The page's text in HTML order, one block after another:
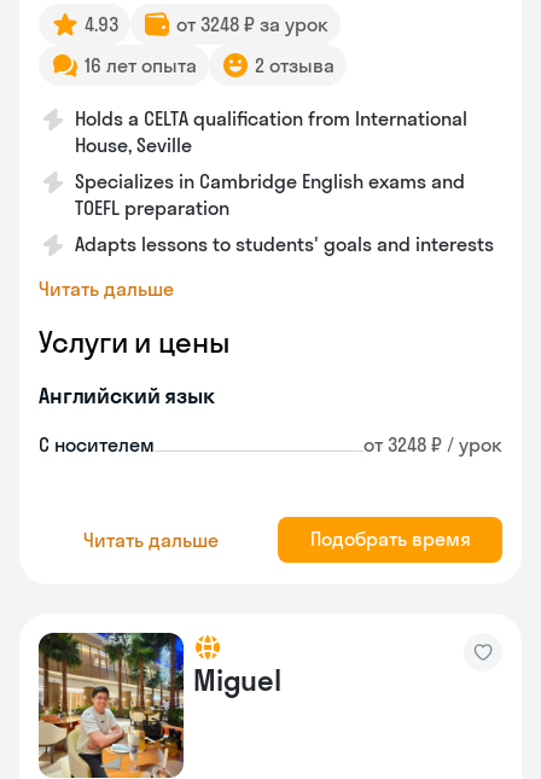
4.93
от 3248 ₽ за урок
16 лет опыта
2 отзыва
Holds a CELTA qualification from International
House, Seville
Specializes in Cambridge English exams and
TOEFL preparation
Adapts lessons to students' goals and interests
Читать дальше
Услуги и цены
Английский язык
С носителем от 3248 ₽ / урок
Читать дальше Подобрать время
Miguel